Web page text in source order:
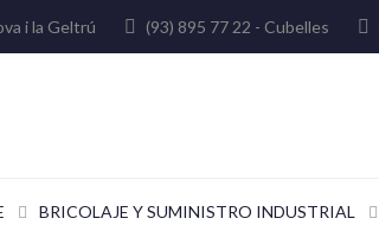
i la Geltrú (93) 895 77 22 - Cubelles
BRICOLAJE Y SUMINISTRO INDUSTRIAL